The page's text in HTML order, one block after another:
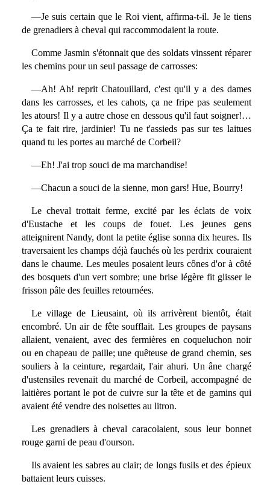
—Je suis certain que le Roi vient, affirma-t-il. Je le tiens
de grenadiers à cheval qui raccommodaient la route.
Comme Jasmin s'étonnait que des soldats vinssent réparer
les chemins pour un seul passage de carrosses:
—Ah! Ah! reprit Chatouillard, c'est qu'il y a des dames
dans les carrosses, et les cahots, ça ne fripe pas seulement
les atours! Il y a autre chose en dessous qu'il faut soigner!…
Ça te fait rire, jardinier! Tu ne t'assieds pas sur tes laitues
quand tu les portes au marché de Corbeil?
—Eh! J'ai trop souci de ma marchandise!
—Chacun a souci de la sienne, mon gars! Hue, Bourry!
Le cheval trottait ferme, excité par les éclats de voix
d'Eustache et les coups de fouet. Les jeunes gens
atteignirent Nandy, dont la petite église sonna dix heures. Ils
traversaient les champs déjà fauchés où les perdrix couraient
dans le chaume. Les meules posaient leurs cônes d'or à côté
des bosquets d'un vert sombre; une brise légère fit glisser le
frisson pâle des feuilles retournées.
Le village de Lieusaint, où ils arrivèrent bientôt, était
encombré. Un air de fête soufflait. Les groupes de paysans
allaient, venaient, avec des fermières en coqueluchon noir
ou en chapeau de paille; une quêteuse de grand chemin, ses
souliers à la ceinture, regardait, l'air ahuri. Un âne chargé
d'ustensiles revenait du marché de Corbeil, accompagné de
laitières portant le pot de cuivre sur la tête et de gamins qui
avaient été vendre des noisettes au litron.
Les grenadiers à cheval caracolaient, sous leur bonnet
rouge garni de peau d'ourson.
Ils avaient les sabres au clair; de longs fusils et des épieux
battaient leurs cuisses.